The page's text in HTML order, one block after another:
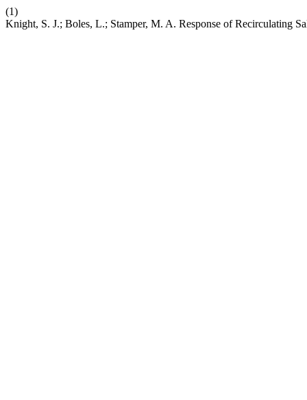
(1)
Knight, S. J.; Boles, L.; Stamper, M. A. Response of Recirculating